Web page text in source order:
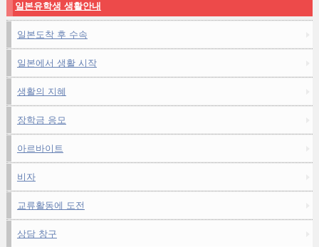
일본유학생 생활안내
일본도착 후 수속
일본에서 생활 시작
생활의 지혜
장학금 응모
아르바이트
비자
교류활동에 도전
상담 창구